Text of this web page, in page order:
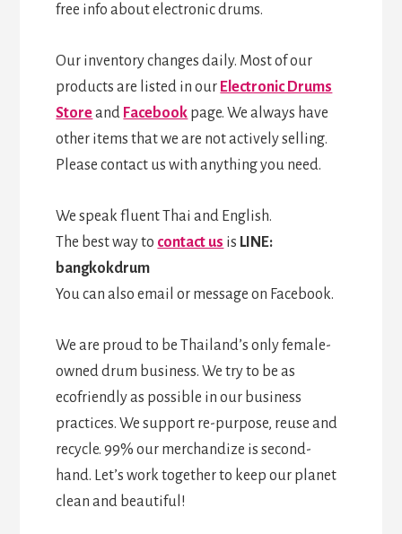
free info about electronic drums.
Our inventory changes daily. Most of our
products are listed in our Electronic Drums
Storeand Facebook page. We always have
other items that we are not actively selling.
Please contact us with anything you need.
We speak fluent Thai and English.
The best way to contact us is LINE:
bangkokdrum
You can also email or message on Facebook.
We are proud to be Thailand’s only female-
owned drum business. We try to be as
ecofriendly as possible in our business
practices. We support re-purpose, reuse and
recycle. 99% our merchandize is second-
hand. Let’s work together to keep our planet
clean and beautiful!